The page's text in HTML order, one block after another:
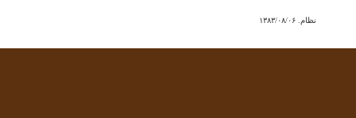
نظام‌. ۱۳۸۳/۰۸/۰۶